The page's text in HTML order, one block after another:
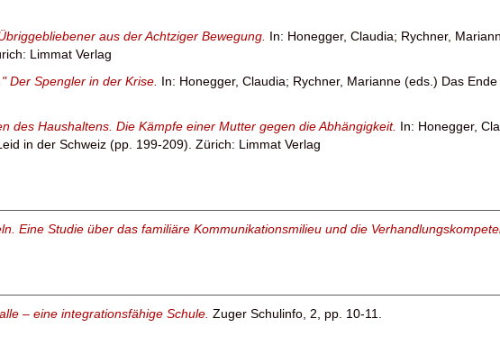
aus der Achtziger Bewegung. In: Honegger, Claudia; Rychner,
Limmat Verlag
Der Spengler in der Krise. In: Honegger, Claudia; Rychner, Marianne (eds.) Das
des Haushaltens. Die Kämpfe einer Mutter gegen die Abhängigkeit. In: Honegger,
in der Schweiz (pp. 199-209). Zürich: Limmat Verlag
Eine Studie über das familiäre Kommunikationsmilieu und die
– eine integrationsfähige Schule. Zuger Schulinfo, 2, pp. 10-11.